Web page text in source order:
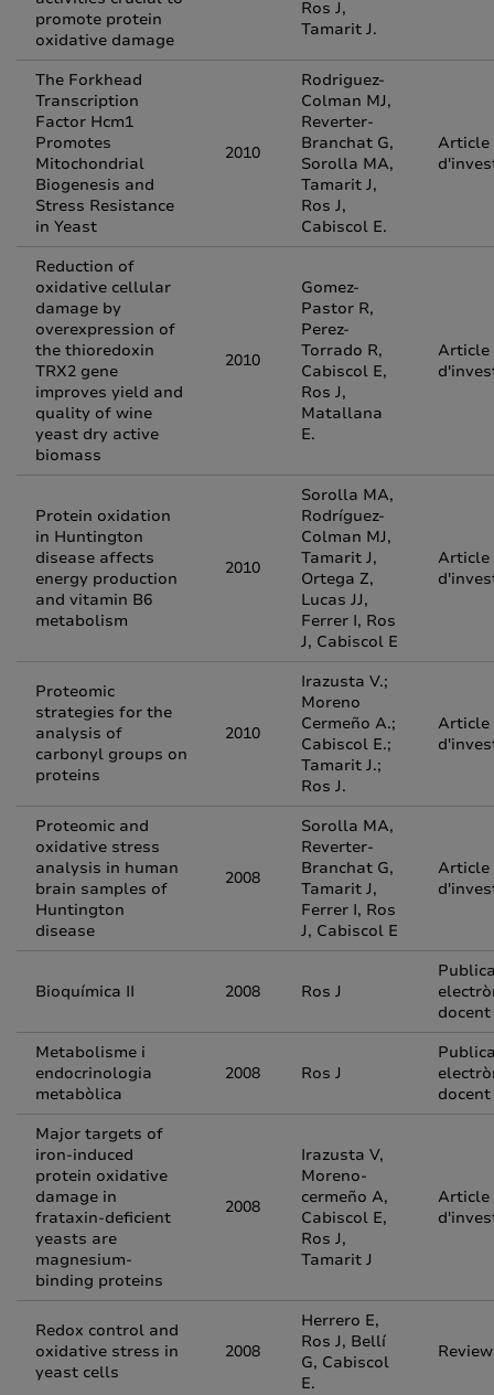
promote protein
oxidative damage
Ros J,
Tamarit J.
The Forkhead
Transcription
Factor Hcm1
Promotes
Mitochondrial
Biogenesis and
Stress Resistance
in Yeast
2010
Rodriguez-
Colman MJ,
Reverter-
Branchat G,
Sorolla MA,
Tamarit J,
Ros J,
Cabiscol E.
Article
Reduction of
oxidative cellular
damage by
overexpression of
the thioredoxin
TRX2 gene
improves yield and
quality of wine
yeast dry active
biomass
2010
Gomez-
Pastor R,
Perez-
Torrado R,
Cabiscol E,
Ros J,
Matallana
E.
Article
Protein oxidation
in Huntington
disease affects
energy production
and vitamin B6
metabolism
2010
Sorolla MA,
Rodríguez-
Colman MJ,
Tamarit J,
Ortega Z,
Lucas JJ,
Ferrer I, Ros
J, Cabiscol E
Article
Proteomic
strategies for the
analysis of
carbonyl groups on
proteins
2010
Irazusta V.;
Moreno
Cermeño A.;
Cabiscol E.;
Tamarit J.;
Ros J.
Article
Proteomic and
oxidative stress
analysis in human
brain samples of
Huntington
disease
2008
Sorolla MA,
Reverter-
Branchat G,
Tamarit J,
Ferrer I, Ros
J, Cabiscol E
Article
Bioquímica II 2008 Ros J
docent
Metabolisme i
endocrinologia
metabòlica
2008 Ros J
docent
Major targets of
iron-induced
protein oxidative
damage in
frataxin-deficient
yeasts are
magnesium-
binding proteins
2008
Irazusta V,
Moreno-
cermeño A,
Cabiscol E,
Ros J,
Tamarit J
Article
Redox control and
oxidative stress in
yeast cells
2008
Herrero E,
Ros J, Bellí
G, Cabiscol
E.
Review